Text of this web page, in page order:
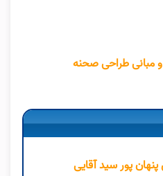
مبانی طراحی صحنه
پنهان پور سید آقایی